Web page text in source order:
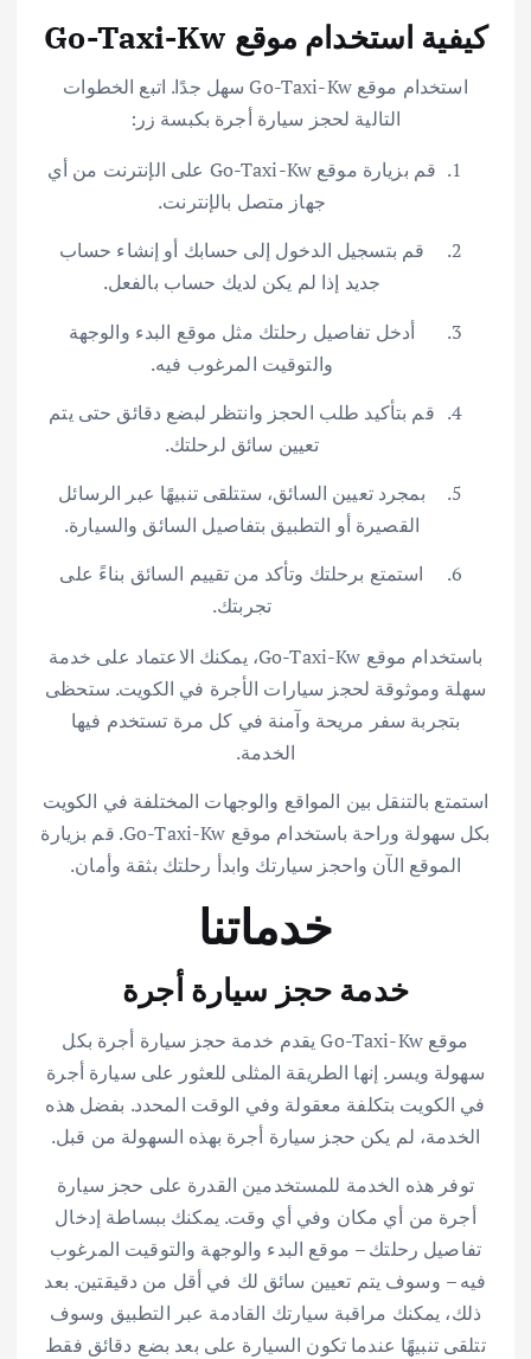
كيفية استخدام موقع Go-Taxi-Kw
استخدام موقع Go-Taxi-Kw سهل جدًا. اتبع الخطوات
التالية لحجز سيارة أجرة بكبسة زر:
قم بزيارة موقع Go-Taxi-Kw على الإنترنت من أي
جهاز متصل بالإنترنت.
قم بتسجيل الدخول إلى حسابك أو إنشاء حساب
جديد إذا لم يكن لديك حساب بالفعل.
أدخل تفاصيل رحلتك مثل موقع البدء والوجهة
والتوقيت المرغوب فيه.
قم بتأكيد طلب الحجز وانتظر لبضع دقائق حتى يتم
تعيين سائق لرحلتك.
بمجرد تعيين السائق، ستتلقى تنبيهًا عبر الرسائل
القصيرة أو التطبيق بتفاصيل السائق والسيارة.
استمتع برحلتك وتأكد من تقييم السائق بناءً على
تجربتك.
باستخدام موقع Go-Taxi-Kw، يمكنك الاعتماد على خدمة
سهلة وموثوقة لحجز سيارات الأجرة في الكويت. ستحظى
بتجربة سفر مريحة وآمنة في كل مرة تستخدم فيها
الخدمة.
استمتع بالتنقل بين المواقع والوجهات المختلفة في الكويت
بكل سهولة وراحة باستخدام موقع Go-Taxi-Kw. قم بزيارة
الموقع الآن واحجز سيارتك وابدأ رحلتك بثقة وأمان.
خدماتنا
خدمة حجز سيارة أجرة
موقع Go-Taxi-Kw يقدم خدمة حجز سيارة أجرة بكل
سهولة ويسر. إنها الطريقة المثلى للعثور على سيارة أجرة
في الكويت بتكلفة معقولة وفي الوقت المحدد. بفضل هذه
الخدمة، لم يكن حجز سيارة أجرة بهذه السهولة من قبل.
توفر هذه الخدمة للمستخدمين القدرة على حجز سيارة
أجرة من أي مكان وفي أي وقت. يمكنك ببساطة إدخال
تفاصيل رحلتك – موقع البدء والوجهة والتوقيت المرغوب
فيه – وسوف يتم تعيين سائق لك في أقل من دقيقتين. بعد
ذلك، يمكنك مراقبة سيارتك القادمة عبر التطبيق وسوف
تتلقى تنبيهًا عندما تكون السيارة على بعد بضع دقائق فقط